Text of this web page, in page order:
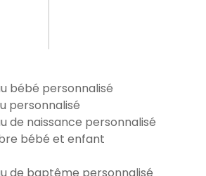
à
Doudou lapin à
personnaliser - Petite
Princesse
bébé personnalisé
personnalisé
de naissance personnalisé
bébé et enfant